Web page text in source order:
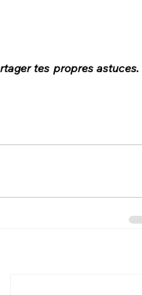
tes propres astuces.